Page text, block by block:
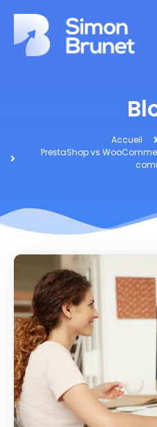
Accueil
PrestaShop vs